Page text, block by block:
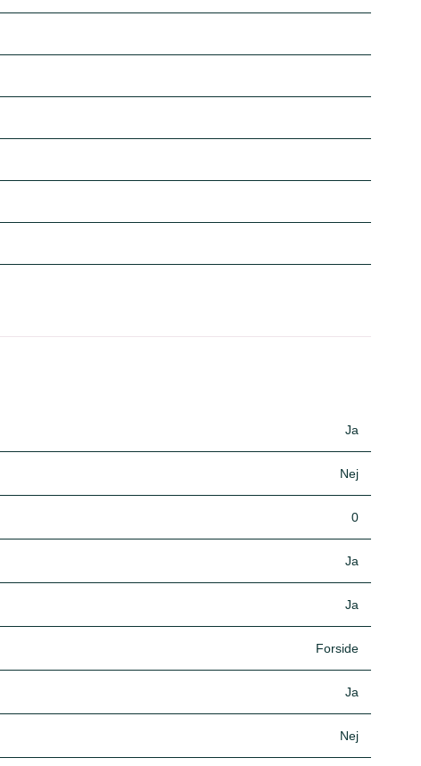
Ja
Nej
0
Ja
Ja
Forside
Ja
Nej